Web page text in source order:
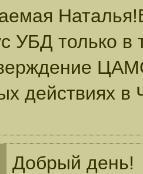
УБД только в
действиях
Добрый день!